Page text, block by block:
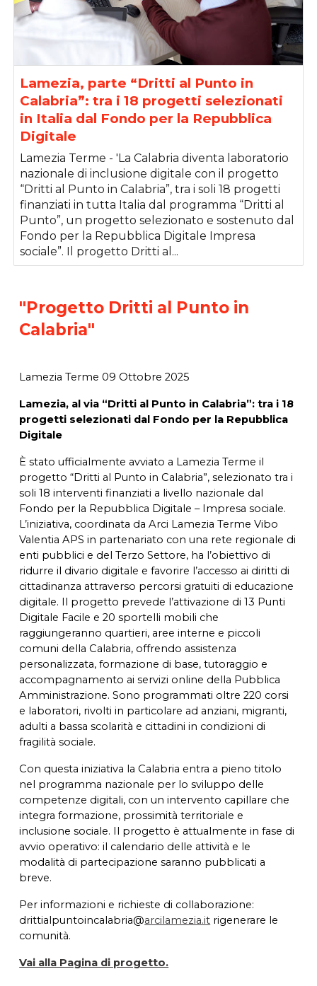
Lamezia, parte “Dritti al Punto in
Calabria”: tra i 18 progetti selezionati
in Italia dal Fondo per la Repubblica
Digitale
Lamezia Terme - 'La Calabria diventa laboratorio
nazionale di inclusione digitale con il progetto
“Dritti al Punto in Calabria”, tra i soli 18 progetti
finanziati in tutta Italia dal programma “Dritti al
Punto”, un progetto selezionato e sostenuto dal
Fondo per la Repubblica Digitale Impresa
sociale”. Il progetto Dritti al...
"Progetto Dritti al Punto in
Calabria"
Lamezia Terme09 Ottobre 2025
Lamezia, al via “Dritti al Punto in Calabria”: tra i 18
progetti selezionati dal Fondo per la Repubblica
Digitale
È stato ufficialmente avviato a Lamezia Terme il
progetto “Dritti al Punto in Calabria”, selezionato tra i
soli 18 interventi finanziati a livello nazionale dal
Fondo per la Repubblica Digitale – Impresa sociale.
L’iniziativa, coordinata da Arci Lamezia Terme Vibo
Valentia APS in partenariato con una rete regionale di
enti pubblici e del Terzo Settore, ha l’obiettivo di
ridurre il divario digitale e favorire l’accesso ai diritti di
cittadinanza attraverso percorsi gratuiti di educazione
digitale. Il progetto prevede l’attivazione di 13 Punti
Digitale Facile e 20 sportelli mobili che
raggiungeranno quartieri, aree interne e piccoli
comuni della Calabria, offrendo assistenza
personalizzata, formazione di base, tutoraggio e
accompagnamento ai servizi online della Pubblica
Amministrazione. Sono programmati oltre 220 corsi
e laboratori, rivolti in particolare ad anziani, migranti,
adulti a bassa scolarità e cittadini in condizioni di
fragilità sociale.
Con questa iniziativa la Calabria entra a pieno titolo
nel programma nazionale per lo sviluppo delle
competenze digitali, con un intervento capillare che
integra formazione, prossimità territoriale e
inclusione sociale. Il progetto è attualmente in fase di
avvio operativo: il calendario delle attività e le
modalità di partecipazione saranno pubblicati a
breve.
Per informazioni e richieste di collaborazione:
drittialpuntoincalabria@arcilamezia.it rigenerare le
comunità.
Vai alla Pagina di progetto.